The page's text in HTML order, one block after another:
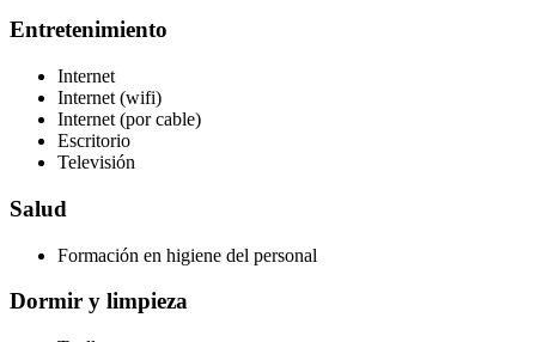
Entretenimiento
Internet
Internet (wifi)
Internet (por cable)
Escritorio
Televisión
Salud
Formación en higiene del personal
Dormir y limpieza